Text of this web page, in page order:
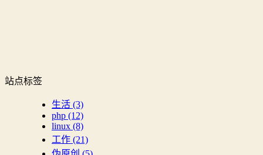
站点标签
生活 (3)
php (12)
linux (8)
工作 (21)